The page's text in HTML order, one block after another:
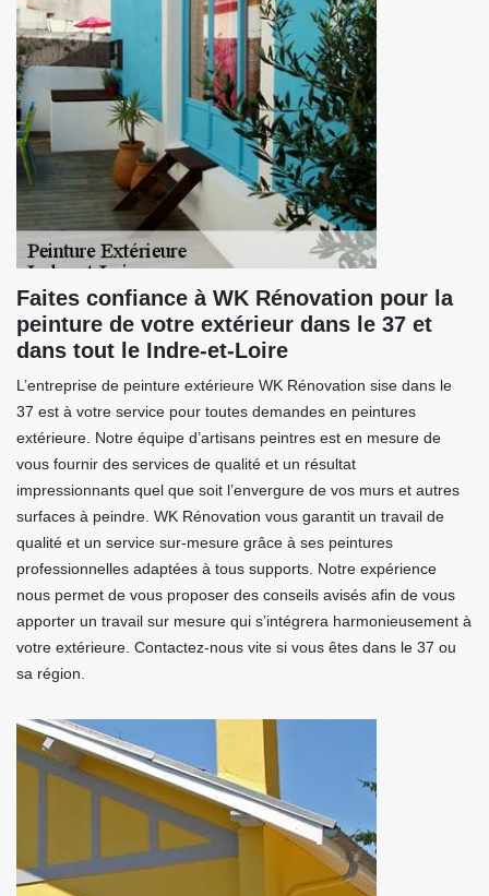
Faites confiance à WK Rénovation pour la
peinture de votre extérieur dans le 37 et
dans tout le Indre-et-Loire
L’entreprise de peinture extérieure WK Rénovation sise dans le
37 est à votre service pour toutes demandes en peintures
extérieure. Notre équipe d’artisans peintres est en mesure de
vous fournir des services de qualité et un résultat
impressionnants quel que soit l’envergure de vos murs et autres
surfaces à peindre. WK Rénovation vous garantit un travail de
qualité et un service sur-mesure grâce à ses peintures
professionnelles adaptées à tous supports. Notre expérience
nous permet de vous proposer des conseils avisés afin de vous
apporter un travail sur mesure qui s’intégrera harmonieusement à
votre extérieure. Contactez-nous vite si vous êtes dans le 37 ou
sa région.